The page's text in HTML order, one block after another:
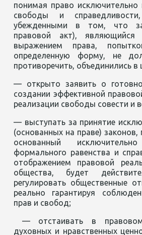
понимая право
свободы и
убежденными в том, что
правовой акт),
выражением права,
определенную форму, не
противоречить, объединились в
— открыто заявить о
создании эффективной
реализации свободы совести и
— выступать за принятие
(основанных на праве)
основанный
формального равенства и
отображением правовой
общества, будет
регулировать общественные
реально гарантируя
прав и свобод;
— отстаивать в
духовных и нравственных